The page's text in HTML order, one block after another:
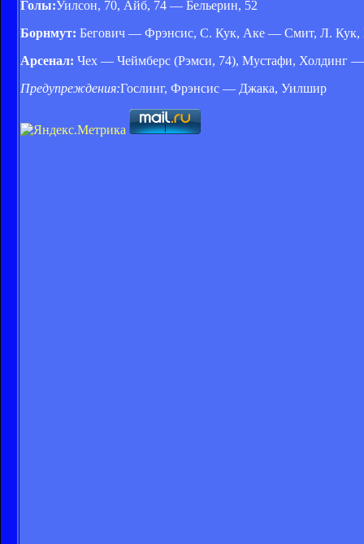
Голы:Уилсон, 70, Айб, 74 — Бельерин, 52
Борнмут: Бегович — Фрэнсис, С. Кук, Аке — Смит, Л. Кук,
Арсенал: Чех — Чеймберс (Рэмси, 74), Мустафи, Холдинг
Предупреждения:Гослинг, Фрэнсис — Джака, Уилшир